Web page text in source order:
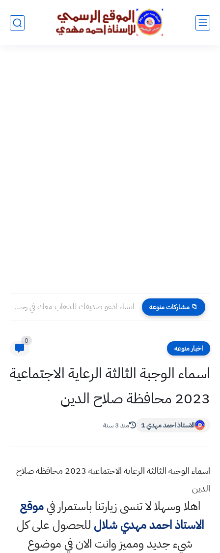
📁 مشاركات منوعه انشاء ادعو صديقك للذهاب معك في رحلة الوحدة الرابعة اللغة...
اخبار منوعه
0
اسماء الوجبة الثالثة الرعاية الاجتماعية
2023 محافظة صلاح الدين
الاستاذ احمد مهدي 1 منذ 3 سنة
اسماء الوجبة الثالثة الرعاية الاجتماعية 2023 محافظة صلاح
الدين
اهلا وسهلالا تنسى زيارتنا باستمرار فيموقع
الاستاذ احمد مهدي شلال للحصول على كل
شيء جديد ومميز وانت الان في موضوع